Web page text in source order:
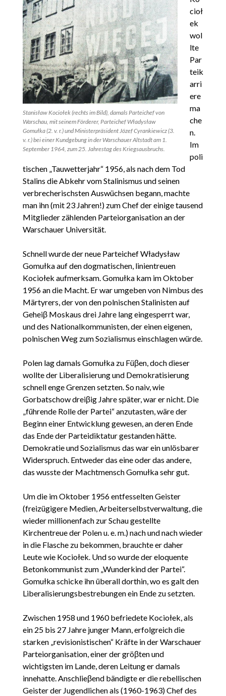
Stanisław Kociołek (rechts im Bild), damals Parteichef von
Warschau, mit seinem Förderer, Parteichef Władysław
Gomułka (2. v. r.) und Ministerpräsident Józef Cyrankiewicz (3.
v. r.) bei einer Kundgebung in der Warschauer Altstadt am 1.
September 1964, zum 25. Jahrestag des Kriegsausbruchs.
cioł
ek
wol
lte
Par
teik
arri
ere
ma
che
n.
Im
poli
tischen „Tauwetterjahr“ 1956, als nach dem Tod
Stalins die Abkehr vom Stalinismus und seinen
verbrecherischsten Auswüchsen begann, machte
man ihn (mit 23 Jahren!) zum Chef der einige tausend
Mitglieder zählenden Parteiorganisation an der
Warschauer Universität.
Schnell wurde der neue Parteichef Władysław
Gomułka auf den dogmatischen, linientreuen
Kociołek aufmerksam. Gomułka kam im Oktober
1956 an die Macht. Er war umgeben von Nimbus des
Märtyrers, der von den polnischen Stalinisten auf
Geheiβ Moskaus drei Jahre lang eingesperrt war,
und des Nationalkommunisten, der einen eigenen,
polnischen Weg zum Sozialismus einschlagen würde.
Polen lag damals Gomułka zu Füβen, doch dieser
wollte der Liberalisierung und Demokratisierung
schnell enge Grenzen setzten. So naiv, wie
Gorbatschow dreiβig Jahre später, war er nicht. Die
„führende Rolle der Partei“ anzutasten, wäre der
Beginn einer Entwicklung gewesen, an deren Ende
das Ende der Parteidiktatur gestanden hätte.
Demokratie und Sozialismus das war ein unlösbarer
Widerspruch. Entweder das eine oder das andere,
das wusste der Machtmensch Gomułka sehr gut.
Um die im Oktober 1956 entfesselten Geister
(freizügigere Medien, Arbeiterselbstverwaltung, die
wieder millionenfach zur Schau gestellte
Kirchentreue der Polen u. e. m.) nach und nach wieder
in die Flasche zu bekommen, brauchte er daher
Leute wie Kociołek. Und so wurde der eloquente
Betonkommunist zum „Wunderkind der Partei“.
Gomułka schicke ihn überall dorthin, wo es galt den
Liberalisierungsbestrebungen ein Ende zu setzten.
Zwischen 1958 und 1960 befriedete Kociołek, als
ein 25 bis 27 Jahre junger Mann, erfolgreich die
starken „revisionistischen“ Kräfte in der Warschauer
Parteiorganisation, einer der gröβten und
wichtigsten im Lande, deren Leitung er damals
innehatte. Anschlieβend bändigte er die rebellischen
Geister der Jugendlichen als (1960-1963) Chef des